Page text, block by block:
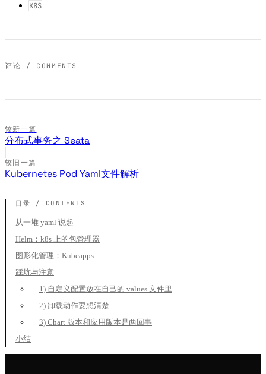
K8S
评论 / COMMENTS
较新一篇
分布式事务之 Seata
较旧一篇
Kubernetes Pod Yaml文件解析
从一堆 yaml 说起
Helm：k8s 上的包管理器
图形化管理：Kubeapps
踩坑与注意
1) 自定义配置放在自己的 values 文件里
2) 卸载动作要想清楚
3) Chart 版本和应用版本是两回事
小结